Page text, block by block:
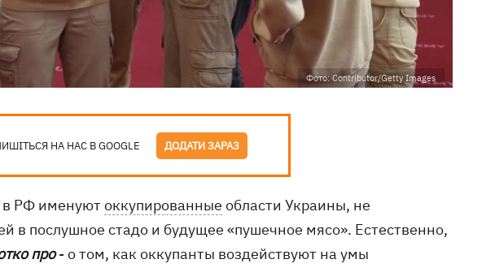
Фото: Contributor/Getty Images
НА НАС В GOOGLE ДОДАТИ ЗАРАЗ
в РФ именуютоккупированные области Украины, не
в послушное стадо и будущее «пушечное мясо». Естественно,
про- о том, как оккупанты воздействуют на умы